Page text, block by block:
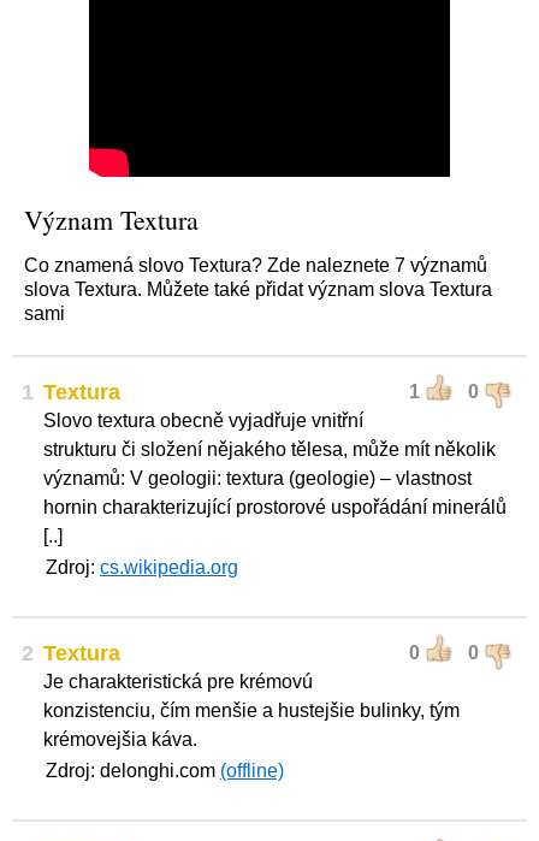
Význam Textura
Co znamená slovo Textura? Zde naleznete 7 významů
slova Textura. Můžete také přidat význam slova Textura
sami
1 1 0
Textura
Slovo textura obecně vyjadřuje vnitřní
strukturu či složení nějakého tělesa, může mít několik
významů: V geologii: textura (geologie) – vlastnost
hornin charakterizující prostorové uspořádání minerálů
[..]
Zdroj: cs.wikipedia.org
2 0 0
Textura
Je charakteristická pre krémovú
konzistenciu, čím menšie a hustejšie bulinky, tým
krémovejšia káva.
Zdroj: delonghi.com (offline)